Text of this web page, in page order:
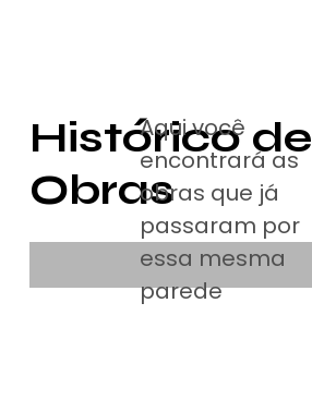
Histórico de
Obras
Aqui você
encontrará as
obras que já
passaram por
essa mesma
parede